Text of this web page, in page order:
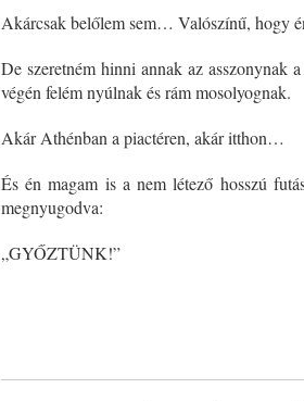
Akárcsak belőlem sem… Valószínű, hogy
De szeretném hinni annak az asszonynak
végén felém nyúlnak és rám mosolyognak.
Akár Athénban a piactéren, akár itthon…
És én magam is a nem létező hosszú
megnyugodva:
„GYŐZTÜNK!”